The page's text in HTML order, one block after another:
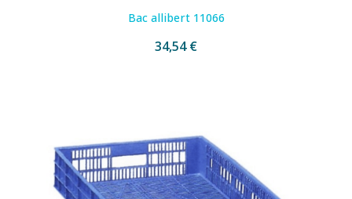
Bac allibert 11066
34,54 €